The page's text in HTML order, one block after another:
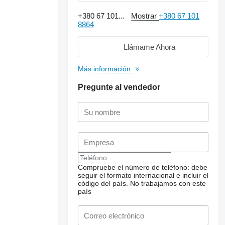
+380 67 101... Mostrar+380 67 101
8864
Llámame Ahora
Más información
Pregunte al vendedor
Compruebe el número de teléfono: debe
seguir el formato internacional e incluir el
código del país. No trabajamos con este
país